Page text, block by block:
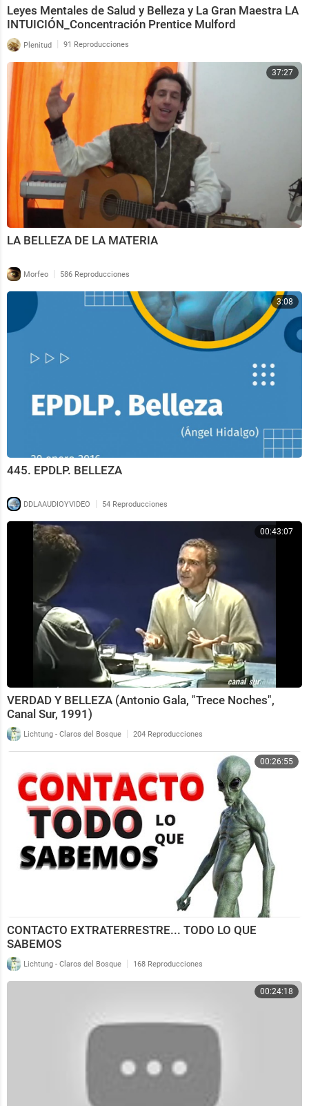
Leyes Mentales de Salud y Belleza y La Gran Maestra LA
INTUICIÓN_Concentración Prentice Mulford
Plenitud | 91 Reproducciones
37:27
LA BELLEZA DE LA MATERIA
Morfeo | 586 Reproducciones
3:08
445. EPDLP. BELLEZA
DDLAAUDIOYVIDEO | 54 Reproducciones
00:43:07
VERDAD Y BELLEZA (Antonio Gala, "Trece Noches",
Canal Sur, 1991)
Lichtung - Claros del Bosque | 204 Reproducciones
00:26:55
CONTACTO EXTRATERRESTRE... TODO LO QUE
SABEMOS
Lichtung - Claros del Bosque | 168 Reproducciones
00:24:18